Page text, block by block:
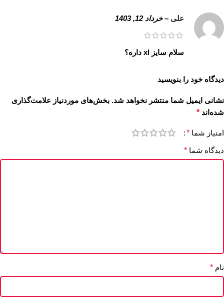
علی – خرداد 12, 1403
سلام سایز xl داره؟
دیدگاه خود را بنویسید
نشانی ایمیل شما منتشر نخواهد شد. بخش‌های موردنیاز علامت‌گذاری
شده‌اند *
امتیاز شما *
دیدگاه شما *
نام *